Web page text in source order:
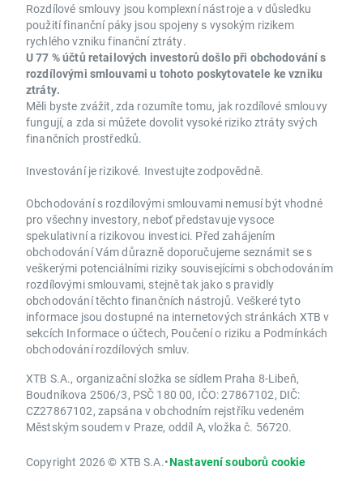
Rozdílové smlouvy jsou komplexní nástroje a v důsledku
použití finanční páky jsou spojeny s vysokým rizikem
rychlého vzniku finanční ztráty.
U 77 % účtů retailových investorů došlo při obchodování s
rozdílovými smlouvami u tohoto poskytovatele ke vzniku
ztráty.
Měli byste zvážit, zda rozumíte tomu, jak rozdílové smlouvy
fungují, a zda si můžete dovolit vysoké riziko ztráty svých
finančních prostředků.
Investování je rizikové. Investujte zodpovědně.
Obchodování s rozdílovými smlouvami nemusí být vhodné
pro všechny investory, neboť představuje vysoce
spekulativní a rizikovou investici. Před zahájením
obchodování Vám důrazně doporučujeme seznámit se s
veškerými potenciálními riziky souvisejícími s obchodováním
rozdílovými smlouvami, stejně tak jako s pravidly
obchodování těchto finančních nástrojů. Veškeré tyto
informace jsou dostupné na internetových stránkách XTB v
sekcích Informace o účtech, Poučení o riziku a Podmínkách
obchodování rozdílových smluv.
XTB S.A., organizační složka se sídlem Praha 8-Libeň,
Boudníkova 2506/3, PSČ 180 00, IČO: 27867102, DIČ:
CZ27867102, zapsána v obchodním rejstříku vedeném
Městským soudem v Praze, oddíl A, vložka č. 56720.
Copyright 2026 © XTB S.A.•Nastavení souborů cookie